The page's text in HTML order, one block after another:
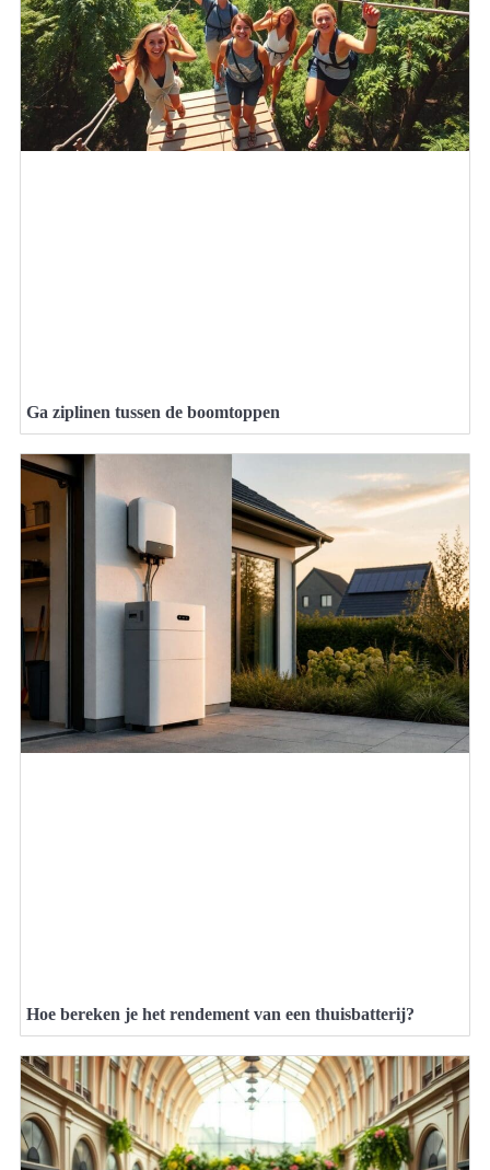
Ga ziplinen tussen de boomtoppen
Hoe bereken je het rendement van een thuisbatterij?